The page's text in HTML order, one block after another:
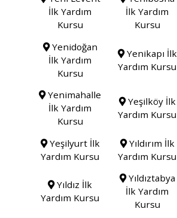
İlk Yardım
Kursu
İlk Yardım
Kursu
Yenidoğan
İlk Yardım
Kursu
Yenikapı İlk
Yardım Kursu
Yenimahalle
İlk Yardım
Kursu
Yeşilköy İlk
Yardım Kursu
Yeşilyurt İlk
Yardım Kursu
Yıldırım İlk
Yardım Kursu
Yıldız İlk
Yardım Kursu
Yıldıztabya
İlk Yardım
Kursu